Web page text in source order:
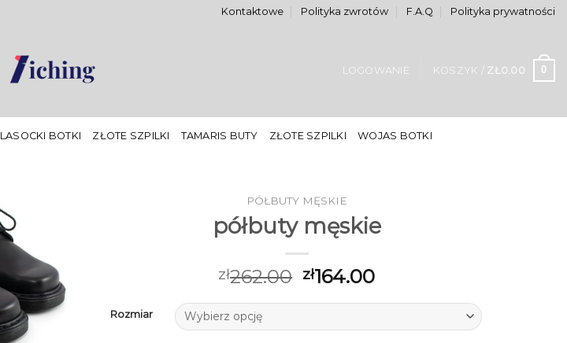
Kontaktowe Polityka zwrotów F.A.Q Polityka prywatności
LOGOWANIE KOSZYK / ZŁ 0.00 0
LASOCKI BOTKI ZŁOTE SZPILKI TAMARIS BUTY ZŁOTE SZPILKI WOJAS BOTKI
PÓŁBUTY MĘSKIE
półbuty męskie
zł262.00 zł164.00
Rozmiar